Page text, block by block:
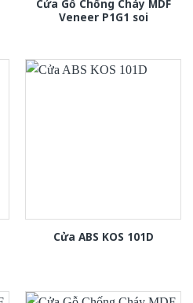
Cửa Gỗ Chống Cháy MDF
Veneer P1G1 soi
Cửa ABS KOS 101D